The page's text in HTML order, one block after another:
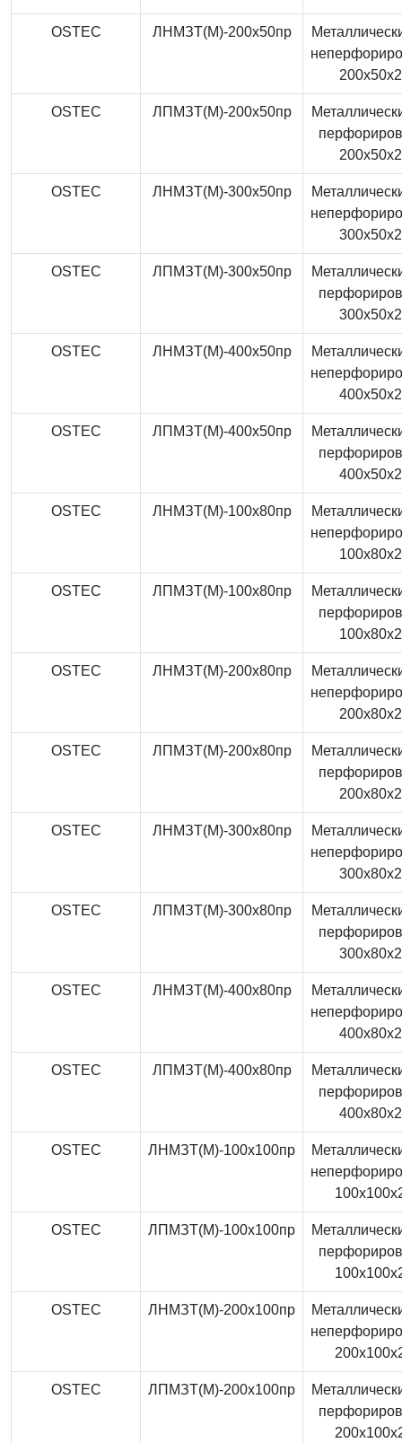
OSTEC ЛНМЗТ(М)-200x50пр
OSTEC ЛПМЗТ(М)-200x50пр
OSTEC ЛНМЗТ(М)-300x50пр
OSTEC ЛПМЗТ(М)-300x50пр
OSTEC ЛНМЗТ(М)-400x50пр
OSTEC ЛПМЗТ(М)-400x50пр
OSTEC ЛНМЗТ(М)-100x80пр
OSTEC ЛПМЗТ(М)-100x80пр
OSTEC ЛНМЗТ(М)-200x80пр
OSTEC ЛПМЗТ(М)-200x80пр
OSTEC ЛНМЗТ(М)-300x80пр
OSTEC ЛПМЗТ(М)-300x80пр
OSTEC ЛНМЗТ(М)-400x80пр
OSTEC ЛПМЗТ(М)-400x80пр
OSTEC ЛНМЗТ(М)-100x100пр
OSTEC ЛПМЗТ(М)-100x100пр
OSTEC ЛНМЗТ(М)-200x100пр
OSTEC ЛПМЗТ(М)-200x100пр